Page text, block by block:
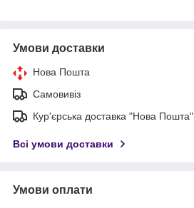
Умови доставки
Нова Пошта
Самовивіз
Кур'єрська доставка "Нова Пошта"
Всі умови доставки
Умови оплати